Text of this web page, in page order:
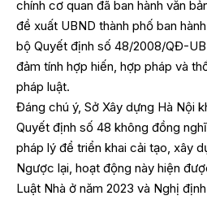
chính cơ quan đã ban hành văn
đề xuất UBND thành phố ban
bộ Quyết định số 48/2008/QĐ-
đảm tính hợp hiến, hợp pháp và
pháp luật.
Đáng chú ý, Sở Xây dựng Hà Nội
Quyết định số 48 không đồng
pháp lý để triển khai cải tạo, xây
Ngược lại, hoạt động này hiện
Luật Nhà ở năm 2023 và Nghị